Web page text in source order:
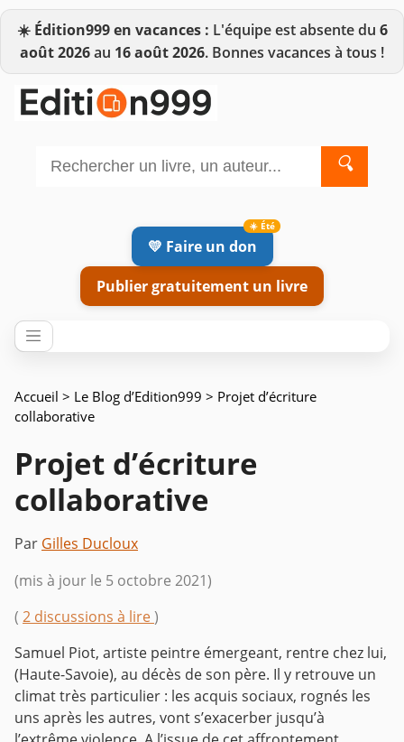
☀️ Édition999 en vacances : L'équipe est absente du 6
août 2026au 16 août 2026. Bonnes vacances à tous !
🔍
💛 Faire un don
Publier gratuitement un livre
Accueil > Le Blog d’Edition999 > Projet d’écriture
collaborative
Projet d’écriture
collaborative
Par Gilles Ducloux
(mis à jour le 5 octobre 2021)
( 2 discussions à lire)
Samuel Piot, artiste peintre émergeant, rentre chez lui,
(Haute-Savoie), au décès de son père. Il y retrouve un
climat très particulier : les acquis sociaux, rognés les
uns après les autres, vont s’exacerber jusqu’à